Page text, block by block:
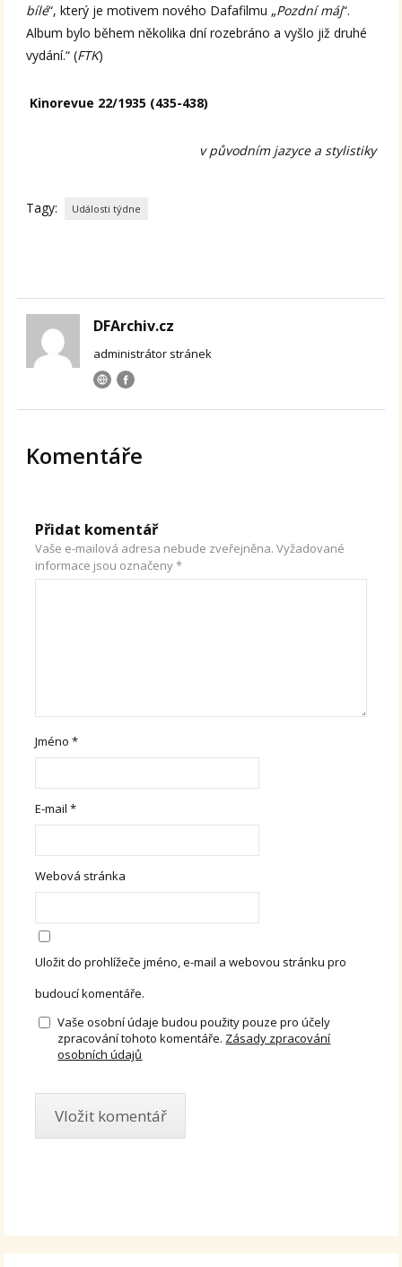
bílé“, který je motivem nového Dafafilmu „Pozdní máj“.
Album bylo během několika dní rozebráno a vyšlo již druhé
vydání.“ (FTK)
Kinorevue 22/1935 (435-438)
v původním jazyce a stylistiky
Tagy: Události týdne
DFArchiv.cz
administrátor stránek
Komentáře
Přidat komentář
Vaše e-mailová adresa nebude zveřejněna. Vyžadované
informace jsou označeny*
Jméno*
E-mail*
Webová stránka
Uložit do prohlížeče jméno, e-mail a webovou stránku pro
budoucí komentáře.
Vaše osobní údaje budou použity pouze pro účely
zpracování tohoto komentáře. Zásady zpracování
osobních údajů